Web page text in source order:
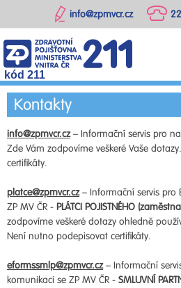
info@zpmvcr.cz
kód 211
Kontakty
info@zpmvcr.cz– Informační servis pro
Zde Vám zodpovíme veškeré Vaše
certifikáty.
platce@zpmvcr.cz– Informační servis pro
ZP MV ČR - PLÁTCI POJISTNÉHO
zodpovíme veškeré dotazy ohledně
Není nutno podepisovat certifikáty.
eformssmlp@zpmvcr.cz– Informační
komunikaci se ZP MV ČR - SMLUVNÍ